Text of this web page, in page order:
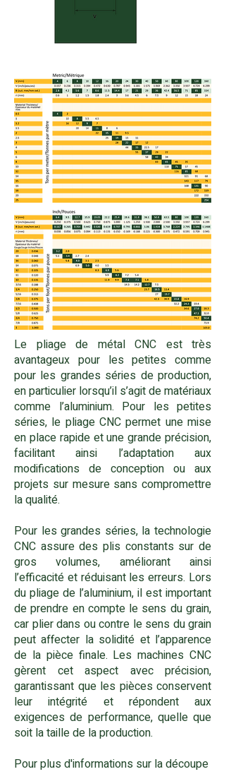
Le pliage de métal CNC est très
avantageux pour les petites comme
pour les grandes séries de production,
en particulier lorsqu’il s’agit de matériaux
comme l’aluminium. Pour les petites
séries, le pliage CNC permet une mise
en place rapide et une grande précision,
facilitant ainsi l’adaptation aux
modifications de conception ou aux
projets sur mesure sans compromettre
la qualité.
Pour les grandes séries, la technologie
CNC assure des plis constants sur de
gros volumes, améliorant ainsi
l’efficacité et réduisant les erreurs. Lors
du pliage de l’aluminium, il est important
de prendre en compte le sens du grain,
car plier dans ou contre le sens du grain
peut affecter la solidité et l’apparence
de la pièce finale. Les machines CNC
gèrent cet aspect avec précision,
garantissant que les pièces conservent
leur intégrité et répondent aux
exigences de performance, quelle que
soit la taille de la production.
Pour plus d'informations sur la découpe